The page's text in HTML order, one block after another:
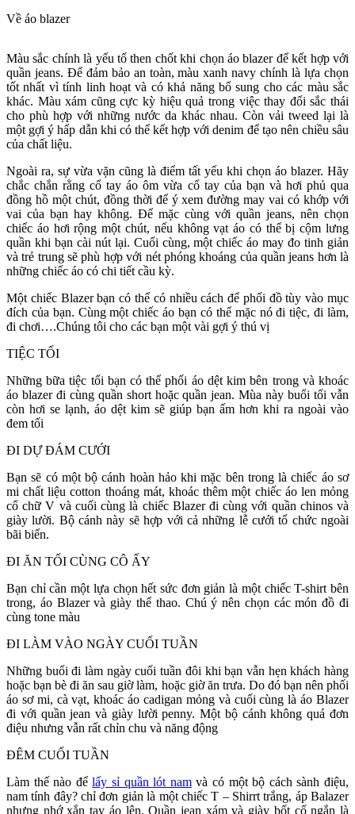
Về áo blazer
Màu sắc chính là yếu tố then chốt khi chọn áo blazer để kết hợp với
quần jeans. Để đảm bảo an toàn, màu xanh navy chính là lựa chọn
tốt nhất vì tính linh hoạt và có khả năng bổ sung cho các màu sắc
khác. Màu xám cũng cực kỳ hiệu quả trong việc thay đổi sắc thái
cho phù hợp với những nước da khác nhau. Còn vải tweed lại là
một gợi ý hấp dẫn khi có thể kết hợp với denim để tạo nên chiều sâu
của chất liệu.
Ngoài ra, sự vừa vặn cũng là điểm tất yếu khi chọn áo blazer. Hãy
chắc chắn rằng cổ tay áo ôm vừa cổ tay của bạn và hơi phủ qua
đồng hồ một chút, đồng thời để ý xem đường may vai có khớp với
vai của bạn hay không. Để mặc cùng với quần jeans, nên chọn
chiếc áo hơi rộng một chút, nếu không vạt áo có thể bị cộm lưng
quần khi bạn cài nút lại. Cuối cùng, một chiếc áo may đo tinh giản
và trẻ trung sẽ phù hợp với nét phóng khoáng của quần jeans hơn là
những chiếc áo có chi tiết cầu kỳ.
Một chiếc Blazer bạn có thể có nhiều cách để phối đồ tùy vào mục
đích của bạn. Cùng một chiếc áo bạn có thể mặc nó đi tiệc, đi làm,
đi chơi….Chúng tôi cho các bạn một vài gợi ý thú vị
TIỆC TỐI
Những bữa tiệc tối bạn có thể phối áo dệt kim bên trong và khoác
áo blazer đi cùng quần short hoặc quần jean. Mùa này buổi tối vẫn
còn hơi se lạnh, áo dệt kim sẽ giúp bạn ấm hơn khi ra ngoài vào
đem tối
ĐI DỰ ĐÁM CƯỚI
Bạn sẽ có một bộ cánh hoàn hảo khi mặc bên trong là chiếc áo sơ
mi chất liệu cotton thoáng mát, khoác thêm một chiếc áo len mỏng
cổ chữ V và cuối cùng là chiếc Blazer đi cùng với quần chinos và
giày lười. Bộ cánh này sẽ hợp với cả những lễ cưới tổ chức ngoài
bãi biển.
ĐI ĂN TỐI CÙNG CÔ ẤY
Bạn chỉ cần một lựa chọn hết sức đơn giản là một chiếc T-shirt bên
trong, áo Blazer và giày thể thao. Chú ý nên chọn các món đồ đi
cùng tone màu
ĐI LÀM VÀO NGÀY CUỐI TUẦN
Những buổi đi làm ngày cuối tuần đôi khi bạn vẫn hẹn khách hàng
hoặc bạn bè đi ăn sau giờ làm, hoặc giờ ăn trưa. Do đó bạn nên phối
áo sơ mi, cà vạt, khoác áo cadigan mỏng và cuối cùng là áo Blazer
đi với quần jean và giày lười penny. Một bộ cánh không quá đơn
điệu nhưng vẫn rất chỉn chu và năng động
ĐÊM CUỐI TUẦN
Làm thế nào đểlấy sỉ quần lót namvà có một bộ cách sành điệu,
nam tính đây? chỉ đơn giản là một chiếc T – Shirrt trắng, áp Balazer
nhưng nhớ xắn tay áo lên. Quần jean xám và giày bốt cổ ngắn là